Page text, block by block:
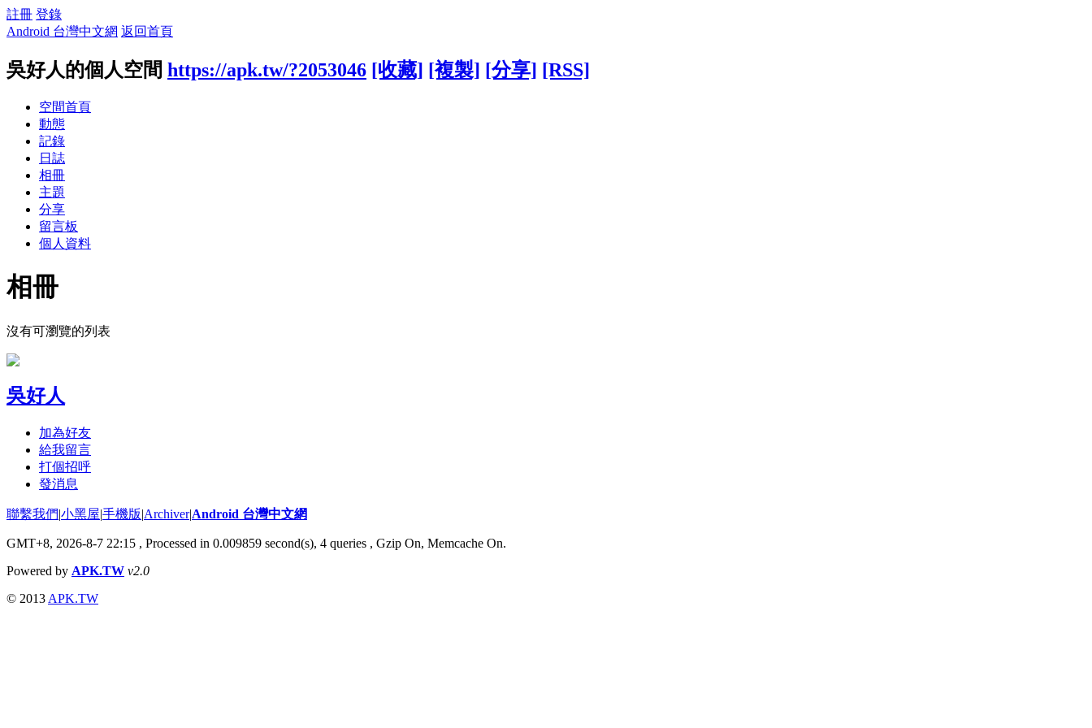
註冊 登錄
Android 台灣中文網 返回首頁
吳好人的個人空間 https://apk.tw/?2053046 [收藏] [複製] [分享] [RSS]
空間首頁
動態
記錄
日誌
相冊
主題
分享
留言板
個人資料
相冊
沒有可瀏覽的列表
吳好人
加為好友
給我留言
打個招呼
發消息
聯繫我們|小黑屋|手機版|Archiver|Android 台灣中文網
GMT+8, 2026-8-7 22:15 , Processed in 0.009859 second(s), 4 queries , Gzip On, Memcache On.
Powered by APK.TW v2.0
© 2013 APK.TW